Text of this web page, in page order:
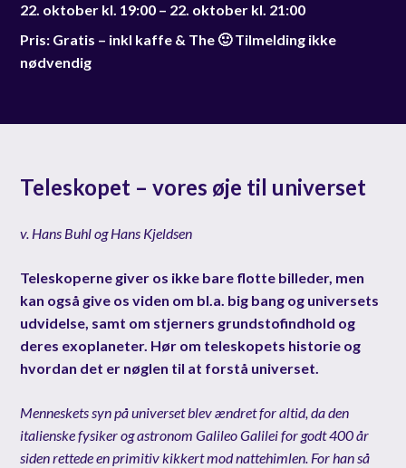
22. oktober kl. 19:00 – 22. oktober kl. 21:00
Pris: Gratis – inkl kaffe & The 🙂 Tilmelding ikke
nødvendig
Teleskopet – vores øje til universet
v. Hans Buhl og Hans Kjeldsen
Teleskoperne giver os ikke bare flotte billeder, men
kan også give os viden om bl.a. big bang og universets
udvidelse, samt om stjerners grundstofindhold og
deres exoplaneter. Hør om teleskopets historie og
hvordan det er nøglen til at forstå universet.
Menneskets syn på universet blev ændret for altid, da den
italienske fysiker og astronom Galileo Galilei for godt 400 år
siden rettede en primitiv kikkert mod nattehimlen. For han så